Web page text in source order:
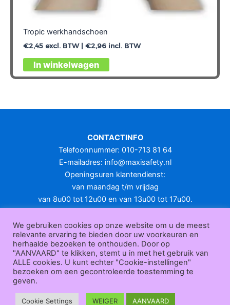
Tropic werkhandschoen
€2,45excl. BTW | €2,96incl. BTW
In winkelwagen
Dit
product
variaties.
optie
gekozen
worden
op
productpagina
CONTACTINFO
Telefoonnummer: 010-713 81 64
E-mailadres: info@maxisafety.nl
Openingsuren klantendienst:
van maandag t/m vrijdag
van 8u00 tot 12u00 en van 13u00 tot 17u00.
KLANTENSERVICE
Over
ons|Bedrijfsgegevens| F.A.Q.|Bestelprocedure | Betaling
ending | Retourneren|Herroepingsrecht|Herroepingsfunctie
ederverkoop|Bedrukken|Contact
Algemene voorwaarden
Maxisafety.nl © 2026
We gebruiken cookies op onze website om u de meest
relevante ervaring te bieden door uw voorkeuren en
herhaalde bezoeken te onthouden. Door op
"AANVAARD" te klikken, stemt u in met het gebruik van
ALLE cookies. U kunt echter "Cookie-instellingen"
bezoeken om een gecontroleerde toestemming te
geven.
Cookie Settings WEIGER AANVAARD